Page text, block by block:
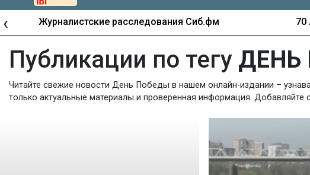
Журналистские расследования Сиб.фм 70
‹
Публикации по тегу ДЕНЬ
Читайте свежие новости День Победы в нашем онлайн-издании –
только актуальные материалы и проверенная информация. Добавляйте